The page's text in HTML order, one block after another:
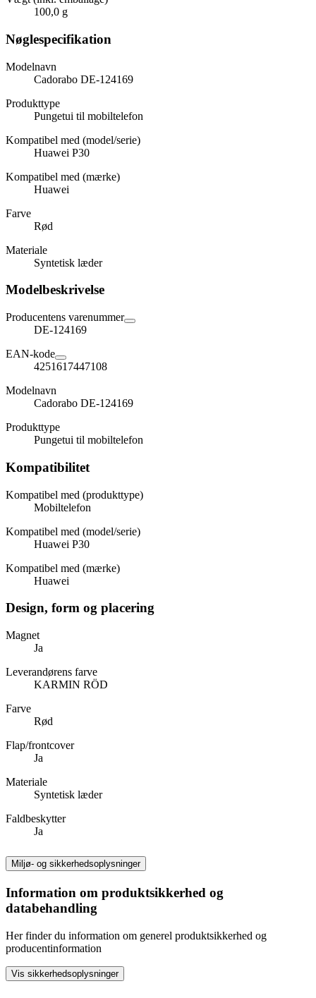
100,0 g
Nøglespecifikation
Modelnavn
Cadorabo DE-124169
Produkttype
Pungetui til mobiltelefon
Kompatibel med (model/serie)
Huawei P30
Kompatibel med (mærke)
Huawei
Farve
Rød
Materiale
Syntetisk læder
Modelbeskrivelse
Producentens varenummer
DE-124169
EAN-kode
4251617447108
Modelnavn
Cadorabo DE-124169
Produkttype
Pungetui til mobiltelefon
Kompatibilitet
Kompatibel med (produkttype)
Mobiltelefon
Kompatibel med (model/serie)
Huawei P30
Kompatibel med (mærke)
Huawei
Design, form og placering
Magnet
Ja
Leverandørens farve
KARMIN RÖD
Farve
Rød
Flap/frontcover
Ja
Materiale
Syntetisk læder
Faldbeskytter
Ja
Miljø- og sikkerhedsoplysninger
Information om produktsikkerhed og
databehandling
Her finder du information om generel produktsikkerhed og
producentinformation
Vis sikkerhedsoplysninger